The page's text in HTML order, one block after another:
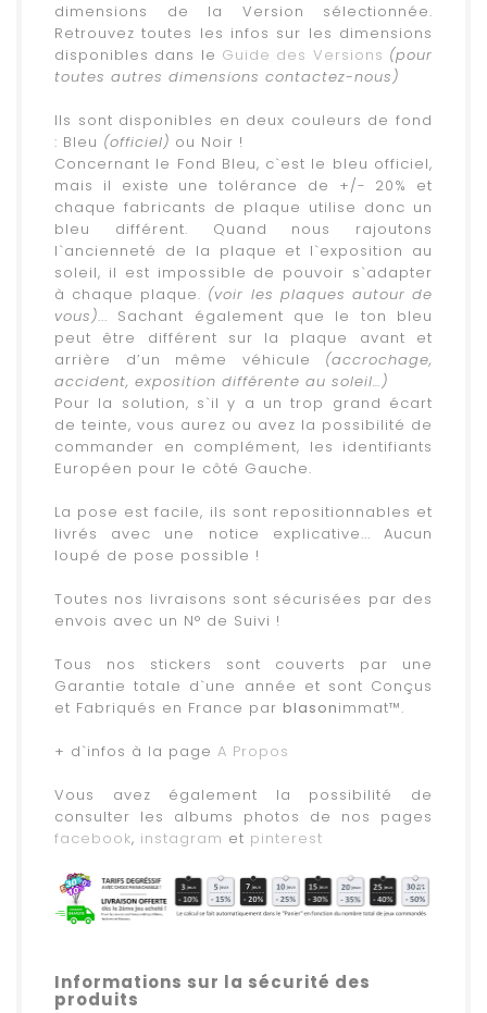
dimensions de la Version sélectionnée.
Retrouvez toutes les infos sur les dimensions
disponibles dans le Guide des Versions (pour
toutes autres dimensions contactez-nous)
Ils sont disponibles en deux couleurs de fond
: Bleu (officiel) ou Noir !
Concernant le Fond Bleu, c`est le bleu officiel,
mais il existe une tolérance de +/- 20% et
chaque fabricants de plaque utilise donc un
bleu différent. Quand nous rajoutons
l`ancienneté de la plaque et l`exposition au
soleil, il est impossible de pouvoir s`adapter
à chaque plaque. (voir les plaques autour de
vous)... Sachant également que le ton bleu
peut être différent sur la plaque avant et
arrière d’un même véhicule (accrochage,
accident, exposition différente au soleil…)
Pour la solution, s`il y a un trop grand écart
de teinte, vous aurez ou avez la possibilité de
commander en complément, les identifiants
Européen pour le côté Gauche.
La pose est facile, ils sont repositionnables et
livrés avec une notice explicative... Aucun
loupé de pose possible !
Toutes nos livraisons sont sécurisées par des
envois avec un N° de Suivi !
Tous nos stickers sont couverts par une
Garantie totale d`une année et sont Conçus
et Fabriqués en France par blasonimmat™.
+ d`infos à la page A Propos
Vous avez également la possibilité de
consulter les albums photos de nos pages
facebook, instagram et pinterest
Informations sur la sécurité des
produits